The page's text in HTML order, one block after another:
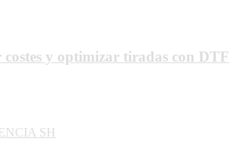
costes y optimizar tiradas con DTF
SH